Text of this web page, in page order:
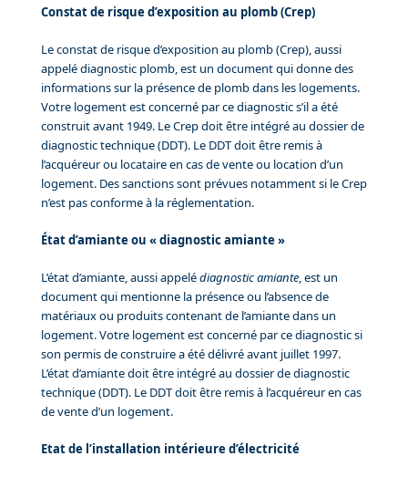
Constat de risque d’exposition au plomb (Crep)
Le constat de risque d’exposition au plomb (Crep), aussi
appelé diagnostic plomb, est un document qui donne des
informations sur la présence de plomb dans les logements.
Votre logement est concerné par ce diagnostic s’il a été
construit avant 1949. Le Crep doit être intégré au dossier de
diagnostic technique (DDT). Le DDT doit être remis à
l’acquéreur ou locataire en cas de vente ou location d’un
logement. Des sanctions sont prévues notamment si le Crep
n’est pas conforme à la réglementation.
État d’amiante ou « diagnostic amiante »
L’état d’amiante, aussi appelédiagnostic amiante, est un
document qui mentionne la présence ou l’absence de
matériaux ou produits contenant de l’amiante dans un
logement. Votre logement est concerné par ce diagnostic si
son permis de construire a été délivré avant juillet 1997.
L’état d’amiante doit être intégré au dossier de diagnostic
technique (DDT). Le DDT doit être remis à l’acquéreur en cas
de vente d’un logement.
Etat de l’installation intérieure d’électricité